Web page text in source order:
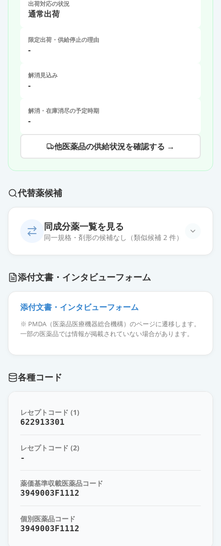
出荷対応の状況
通常出荷
限定出荷・供給停止の理由
-
解消見込み
-
解消・在庫消尽の予定時期
-
他医薬品の供給状況を確認する →
代替薬候補
同成分薬一覧を見る
同一規格・剤形の候補なし（類似候補 2 件）
フェブキソスタット錠40mg「トー
ワ」
薬価 16.30 円
通常出荷
ワ」
薬価 10.80 円
添付文書・インタビューフォーム
添付文書・インタビューフォーム
※ PMDA（医薬品医療機器総合機構）のページに遷移します。
一部の医薬品では情報が掲載されていない場合があります。
各種コード
レセプトコード (1)
622913301
レセプトコード (2)
-
薬価基準収載医薬品コード
3949003F1112
個別医薬品コード
3949003F1112